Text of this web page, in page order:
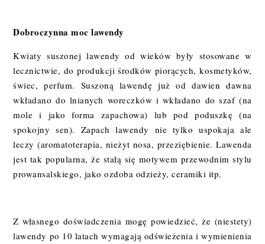
Dobroczynna moc lawendy
Kwiaty suszonej lawendy od wieków były stosowane w
lecznictwie, do produkcji środków piorących, kosmetyków,
świec, perfum. Suszoną lawendę już od dawien dawna
wkładano do lnianych woreczków i wkładano do szaf (na
mole i jako forma zapachowa) lub pod poduszkę (na
spokojny sen). Zapach lawendy nie tylko uspokaja ale
leczy (aromatoterapia, nieżyt nosa, przeziębienie. Lawenda
jest tak popularna, że stałą się motywem przewodnim stylu
prowansalskiego, jako ozdoba odzieży, ceramiki itp.
Z własnego doświadczenia mogę powiedzieć, że (niestety)
lawendy po 10 latach wymagają odświeżenia i wymienienia